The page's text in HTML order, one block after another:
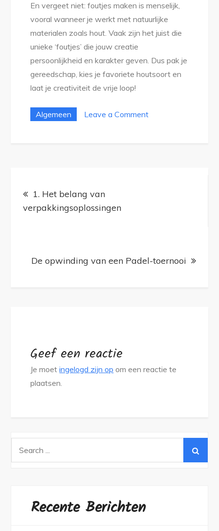
En vergeet niet: foutjes maken is menselijk,
vooral wanneer je werkt met natuurlijke
materialen zoals hout. Vaak zijn het juist die
unieke ‘foutjes’ die jouw creatie
persoonlijkheid en karakter geven. Dus pak je
gereedschap, kies je favoriete houtsoort en
laat je creativiteit de vrije loop!
Algemeen Leave a Commenton
navigatie
1. Het belang van
verpakkingsoplossingen
De opwinding van een Padel-toernooi
Geef een reactie
Je moetingelogd zijn op om een reactie te
plaatsen.
Recente Berichten